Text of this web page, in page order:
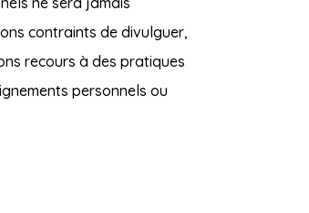
contraints de divulguer,
recours à des pratiques
personnels ou